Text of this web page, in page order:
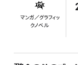
(もちろん俺が負けたら俺
そんな賭けに負けられな
マンガ／グラフィッ
クノベル